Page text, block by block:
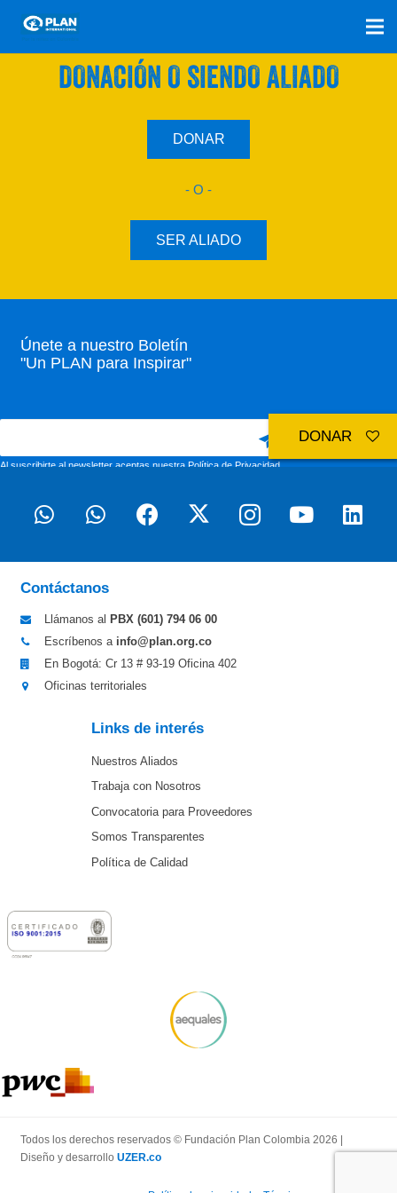
SÚMATE A NUESTRO PLAN CON UNA
DONACIÓN O SIENDO ALIADO
DONAR
- O -
SER ALIADO
Únete a nuestro Boletín
"Un PLAN para Inspirar"
Al suscribirte al newsletter aceptas nuestraPolítica de Privacidad
Contáctanos
Llámanos al PBX (601) 794 06 00
Escríbenos a info@plan.org.co
En Bogotá: Cr 13 # 93-19 Oficina 402
Oficinas territoriales
Links de interés
Nuestros Aliados
Trabaja con Nosotros
Convocatoria para Proveedores
Somos Transparentes
Política de Calidad
Todos los derechos reservados © Fundación Plan Colombia 2026 |
Diseño y desarrollo UZER.co
DONAR